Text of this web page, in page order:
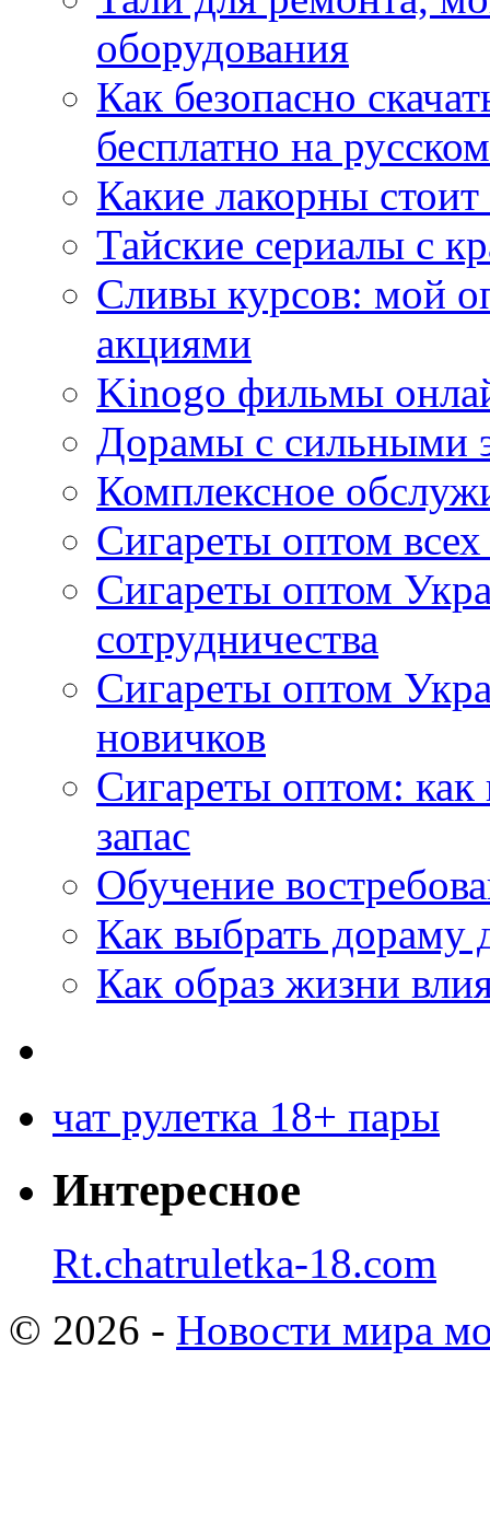
оборудования
Как безопасно
бесплатно на
Какие лакорны
Тайские сериалы с
Сливы курсов: мой
акциями
Kinogo фильмы
Дорамы с сильными
Комплексное
Сигареты оптом
Сигареты оптом
сотрудничества
Сигареты оптом
новичков
Сигареты оптом:
запас
Обучение
Как выбрать дораму
Как образ жизни
чат рулетка 18+ пары
Интересное
Rt.chatruletka-18.com
© 2026 - Новости мира